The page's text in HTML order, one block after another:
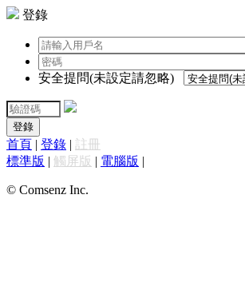
登錄
安全提問(未設定請忽略)
登錄
首頁 | 登錄 | 註冊
標準版 | 觸屏版 | 電腦版 |
© Comsenz Inc.